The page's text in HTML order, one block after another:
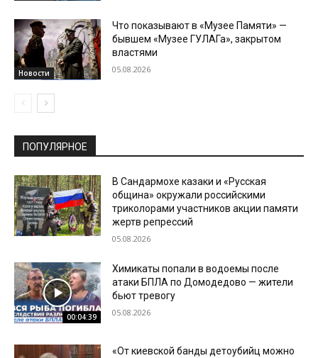
Новости
Что показывают в «Музее Памяти» —
бывшем «Музее ГУЛАГа», закрытом
властями
05.08.2026
ПОПУЛЯРНОЕ
В Сандармохе казаки и «Русская
община» окружали российскими
триколорами участников акции памяти
жертв репрессий
05.08.2026
00:04:39
Химикаты попали в водоемы после
атаки БПЛА по Домодедово — жители
бьют тревогу
05.08.2026
«От киевской банды детоубийц можно